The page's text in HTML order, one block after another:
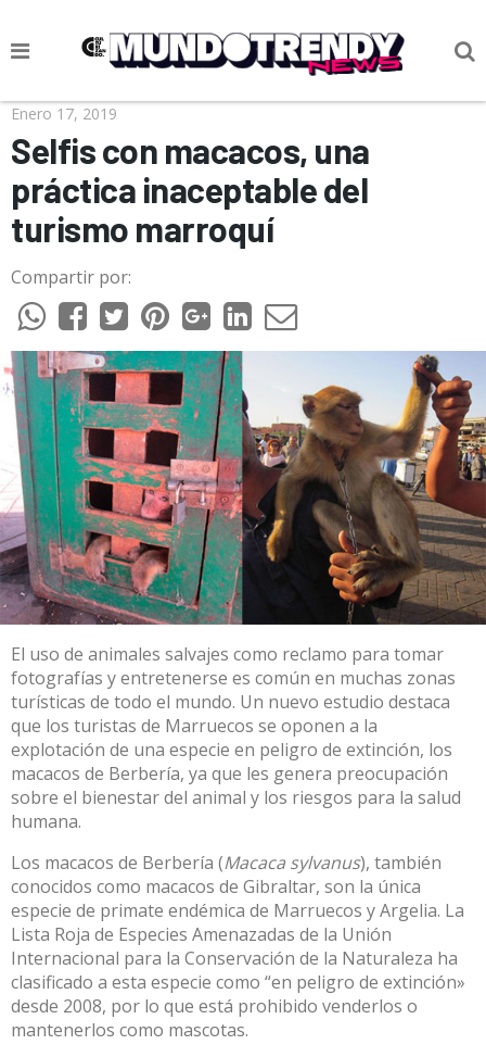
NOTICIAS
CULTURA POP
CIENCIA Y TECNOLOGÍA
VIDA
SOCIEDAD
CULTURIZANDO.COM
Enero 17, 2019
Selfis con macacos, una
práctica inaceptable del
turismo marroquí
Compartir por:
El uso de animales salvajes como reclamo para tomar
fotografías y entretenerse es común en muchas zonas
turísticas de todo el mundo. Un nuevo estudio destaca
que los turistas de Marruecos se oponen a la
explotación de una especie en peligro de extinción, los
macacos de Berbería, ya que les genera preocupación
sobre el bienestar del animal y los riesgos para la salud
humana.
Los macacos de Berbería (Macaca sylvanus), también
conocidos como macacos de Gibraltar, son la única
especie de primate endémica de Marruecos y Argelia. La
Lista Roja de Especies Amenazadas de la Unión
Internacional para la Conservación de la Naturaleza ha
clasificado a esta especie como “en peligro de extinción»
desde 2008, por lo que está prohibido venderlos o
mantenerlos como mascotas.